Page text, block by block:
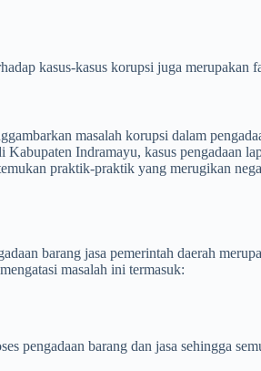
kasus-kasus korupsi juga merupakan
masalah korupsi dalam
Kabupaten Indramayu, kasus pengadaan
praktik-praktik yang merugikan
barang jasa pemerintah daerah
masalah ini termasuk:
pengadaan barang dan jasa sehingga